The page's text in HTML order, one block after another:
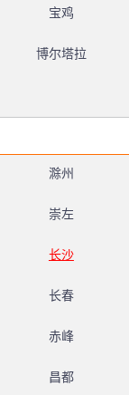
宝鸡
博尔塔拉
滁州
崇左
长沙
长春
赤峰
昌都